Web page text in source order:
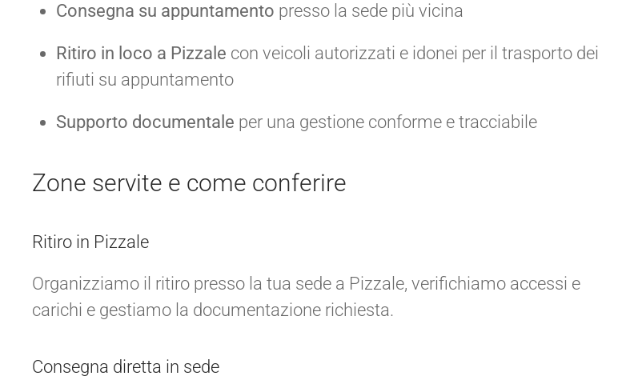
Consegna su appuntamento presso la sede più vicina
Ritiro in loco a Pizzale con veicoli autorizzati e idonei per il trasporto dei
rifiuti su appuntamento
Supporto documentale per una gestione conforme e tracciabile
Zone servite e come conferire
Ritiro in Pizzale
Organizziamo il ritiro presso la tua sede a Pizzale, verifichiamo accessi e
carichi e gestiamo la documentazione richiesta.
Consegna diretta in sede